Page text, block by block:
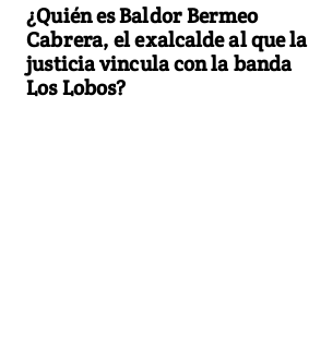
¿Quién es Baldor Bermeo
Cabrera, el exalcalde al que la
justicia vincula con la banda
Los Lobos?